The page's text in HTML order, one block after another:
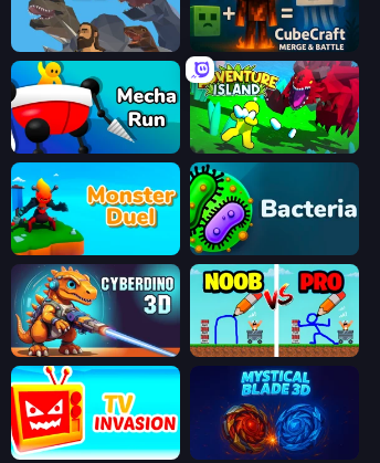
DinoShifter.io CubeCraft: Merge & Battle
Mecha Run Adventure Island 2D
Monster Duel Bacteria
CyberDino 3D DOP Noob: Draw to Save
TV Invasion Mystical Blade